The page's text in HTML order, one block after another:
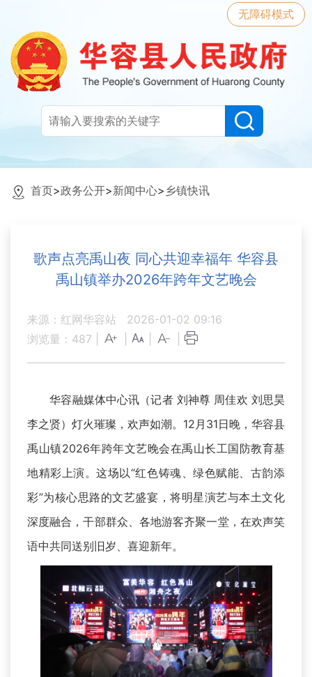
无障碍模式
首页>政务公开>新闻中心> 乡镇快讯
歌声点亮禹山夜 同心共迎幸福年 华容县
禹山镇举办2026年跨年文艺晚会
来源：红网华容站
2026-01-02 09:16
浏览量： 487
华容融媒体中心讯（记者 刘神尊 周佳欢 刘思昊
李之贤）灯火璀璨，欢声如潮。12月31日晚，华容县
禹山镇2026年跨年文艺晚会在禹山长工国防教育基
地精彩上演。这场以“红色铸魂、绿色赋能、古韵添
彩”为核心思路的文艺盛宴，将明星演艺与本土文化
深度融合，干部群众、各地游客齐聚一堂，在欢声笑
语中共同送别旧岁、喜迎新年。